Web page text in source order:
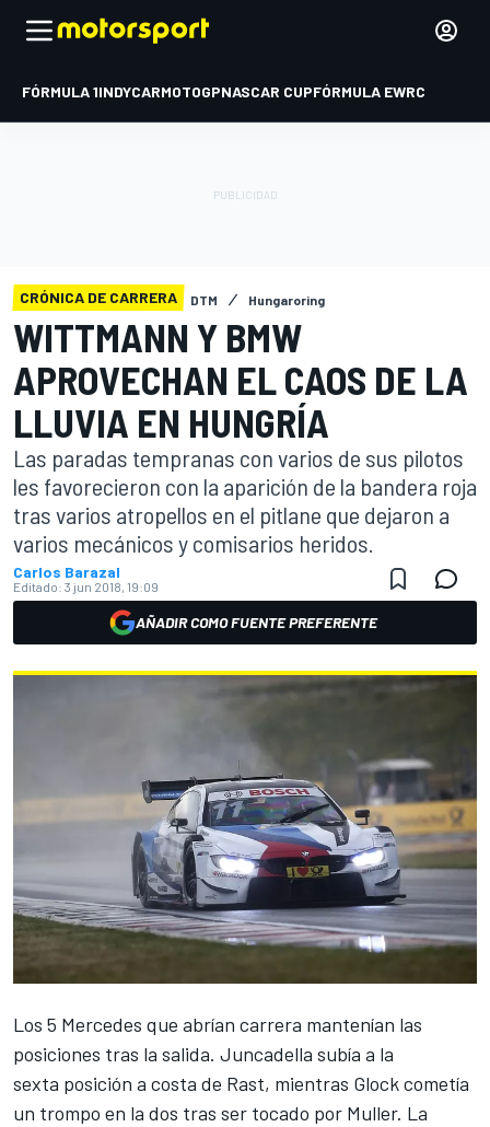
FÓRMULA 1INDYCARMOTOGPNASCAR CUPFÓRMULA EWRC
CRÓNICA DE CARRERA DTM Hungaroring
WITTMANN Y BMW
APROVECHAN EL CAOS DE LA
LLUVIA EN HUNGRÍA
Las paradas tempranas con varios de sus pilotos
les favorecieron con la aparición de la bandera roja
tras varios atropellos en el pitlane que dejaron a
varios mecánicos y comisarios heridos.
Carlos Barazal
Editado: 3 jun 2018, 19:09
AÑADIR COMO FUENTE PREFERENTE
Los 5 Mercedes que abrían carrera mantenían las
posiciones tras la salida. Juncadella subía a la
sexta posición a costa de Rast, mientras Glock cometía
un trompo en la dos tras ser tocado por Muller. La